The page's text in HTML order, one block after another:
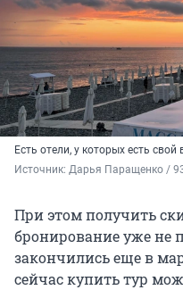
Есть отели, у которых есть
Источник: Дарья Паращенко /
При этом получить
бронирование уже не
закончились еще в
сейчас купить тур